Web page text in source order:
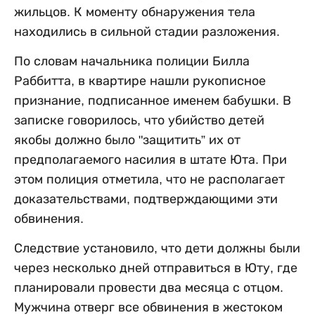
жильцов. К моменту обнаружения тела
находились в сильной стадии разложения.
По словам начальника полиции Билла
Раббитта, в квартире нашли рукописное
признание, подписанное именем бабушки. В
записке говорилось, что убийство детей
якобы должно было "защитить” их от
предполагаемого насилия в штате Юта. При
этом полиция отметила, что не располагает
доказательствами, подтверждающими эти
обвинения.
Следствие установило, что дети должны были
через несколько дней отправиться в Юту, где
планировали провести два месяца с отцом.
Мужчина отверг все обвинения в жестоком